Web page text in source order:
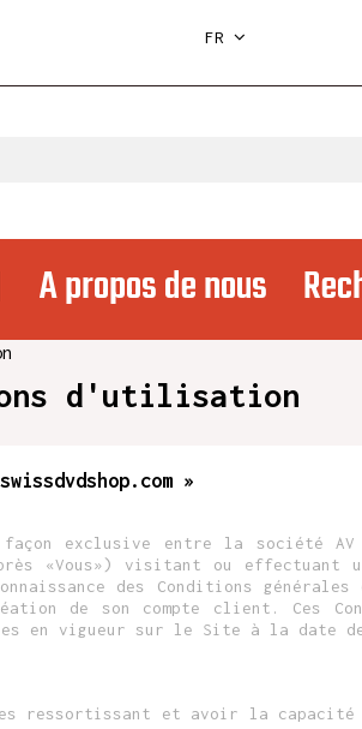
FR
A propos de nous
d'utilisation
»
façon exclusive entre la société
«Vous») visitant ou effectuant
des Conditions
de son compte client. Ces
vigueur sur le Site à la date de
ressortissant et avoir la capacité